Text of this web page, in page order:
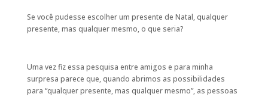
Se você pudesse escolher um presente de Natal, qualquer
presente, mas qualquer mesmo, o que seria?
Uma vez fiz essa pesquisa entre amigos e para minha
surpresa parece que, quando abrimos as possibilidades
para “qualquer presente, mas qualquer mesmo”, as pessoas